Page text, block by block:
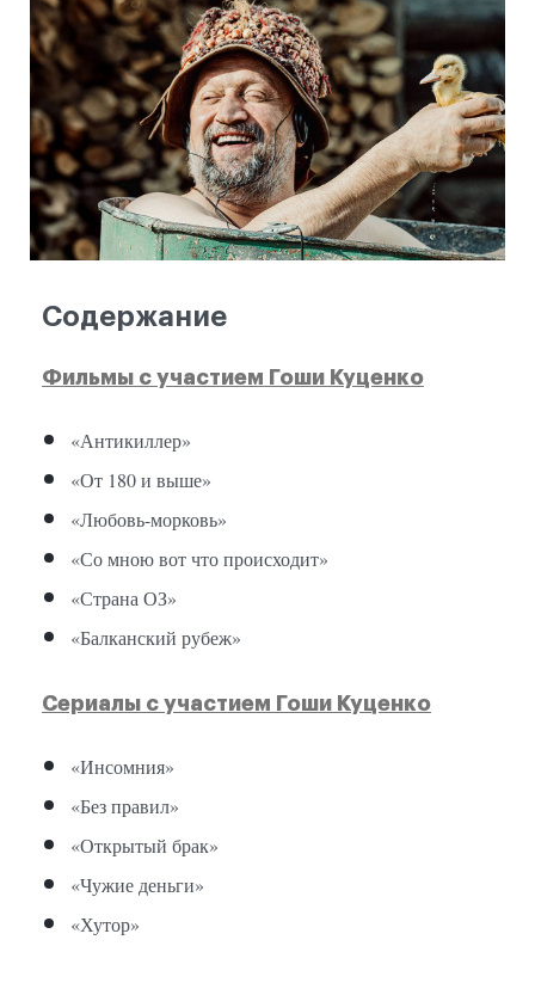
Содержание
Фильмы с участием Гоши Куценко
«Антикиллер»
«От 180 и выше»
«Любовь-морковь»
«Со мною вот что происходит»
«Страна ОЗ»
«Балканский рубеж»
Сериалы с участием Гоши Куценко
«Инсомния»
«Без правил»
«Открытый брак»
«Чужие деньги»
«Хутор»